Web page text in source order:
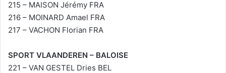
215 – MAISON Jérémy FRA
216 – MOINARD Amael FRA
217 – VACHON Florian FRA
SPORT VLAANDEREN – BALOISE
221 – VAN GESTEL Dries BEL